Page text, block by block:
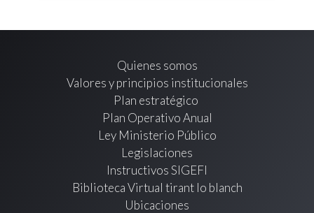
Quienes somos
Valores y principios institucionales
Plan estratégico
Plan Operativo Anual
Ley Ministerio Público
Legislaciones
Instructivos SIGEFI
Biblioteca Virtual tirant lo blanch
Ubicaciones